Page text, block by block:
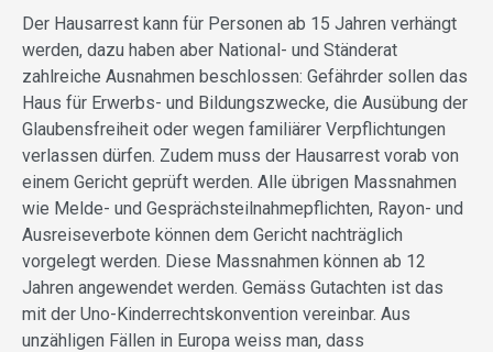
Der Hausarrest kann für Personen ab 15 Jahren verhängt
werden, dazu haben aber National- und Ständerat
zahlreiche Ausnahmen beschlossen: Gefährder sollen das
Haus für Erwerbs- und Bildungszwecke, die Ausübung der
Glaubensfreiheit oder wegen familiärer Verpflichtungen
verlassen dürfen. Zudem muss der Hausarrest vorab von
einem Gericht geprüft werden. Alle übrigen Massnahmen
wie Melde- und Gesprächsteilnahmepflichten, Rayon- und
Ausreiseverbote können dem Gericht nachträglich
vorgelegt werden. Diese Massnahmen können ab 12
Jahren angewendet werden. Gemäss Gutachten ist das
mit der Uno-Kinderrechtskonvention vereinbar. Aus
unzähligen Fällen in Europa weiss man, dass